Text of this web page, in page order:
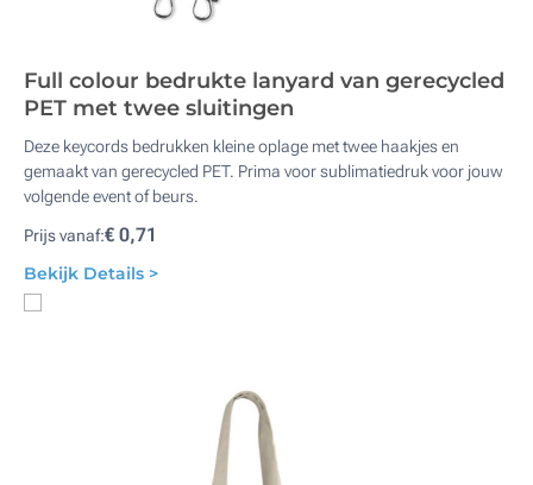
Full colour bedrukte lanyard van gerecycled
PET met twee sluitingen
Deze keycords bedrukken kleine oplage met twee haakjes en
gemaakt van gerecycled PET. Prima voor sublimatiedruk voor jouw
volgende event of beurs.
Prijs vanaf:€ 0,71
Bekijk Details >